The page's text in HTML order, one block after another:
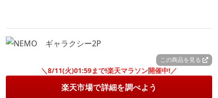
この商品を見る
＼8/11(火)01:59まで!楽天マラソン開催中!／
楽天市場で詳細を調べよう